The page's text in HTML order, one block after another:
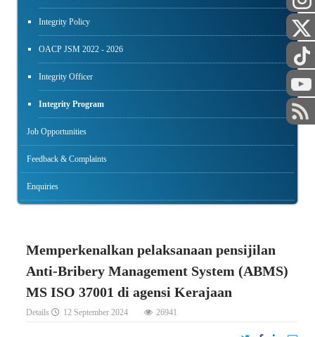
Integrity Policy
OACP JSM 2022 - 2026
Integrity Officer
Integrity Program
Job Opportunities
Feedback & Complaints
Enquiries
Memperkenalkan pelaksanaan pensijilan
Anti-Bribery Management System (ABMS)
MS ISO 37001 di agensi Kerajaan
Details 12 September 2024 26941